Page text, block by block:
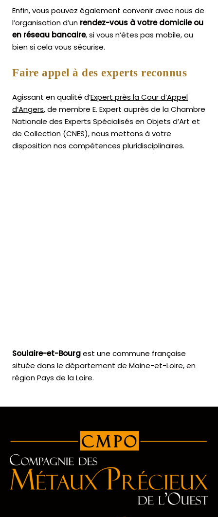
Enfin, vous pouvez également convenir avec nous de
l’organisation d’un rendez-vous à votre domicile ou
en réseau bancaire, si vous n’êtes pas mobile, ou
bien si cela vous sécurise.
Faire appel à des experts reconnus
Agissant en qualité d’Expert près la Cour d’Appel
d’Angers, de membre E. Expert auprès de laChambre
Nationale des Experts Spécialisés en Objets d’Art et
de Collection (CNES),nous mettons à votre
disposition nos compétences pluridisciplinaires.
Soulaire-et-Bourgest une commune française
située dans le département de Maine-et-Loire, en
région Pays de la Loire.